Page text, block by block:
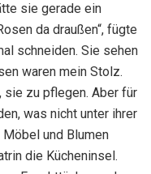
sie gerade ein
da draußen“, fügte
schneiden. Sie sehen
waren mein Stolz.
sie zu pflegen. Aber für
was nicht unter ihrer
und Blumen
die Kücheninsel.